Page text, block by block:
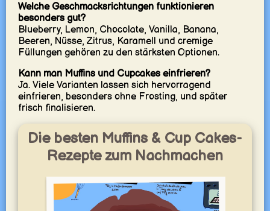
Welche Geschmacksrichtungen funktionieren
besonders gut?
Blueberry, Lemon, Chocolate, Vanilla, Banana,
Beeren, Nüsse, Zitrus, Karamell und cremige
Füllungen gehören zu den stärksten Optionen.
Kann man Muffins und Cupcakes einfrieren?
Ja. Viele Varianten lassen sich hervorragend
einfrieren, besonders ohne Frosting, und später
frisch finalisieren.
Die besten Muffins & Cup Cakes-
Rezepte zum Nachmachen